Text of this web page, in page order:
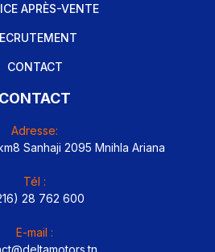
APRÈS-VENTE
CONTACT
CONTACT
Adresse:
Sanhaji 2095 Mnihla Ariana
Tél :
28 762 600
E-mail :